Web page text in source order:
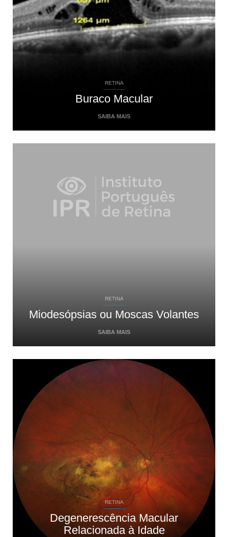
RETINA
Buraco Macular
SAIBA MAIS
RETINA
Miodesópsias ou Moscas Volantes
SAIBA MAIS
RETINA
Degenerescência Macular
Relacionada à Idade